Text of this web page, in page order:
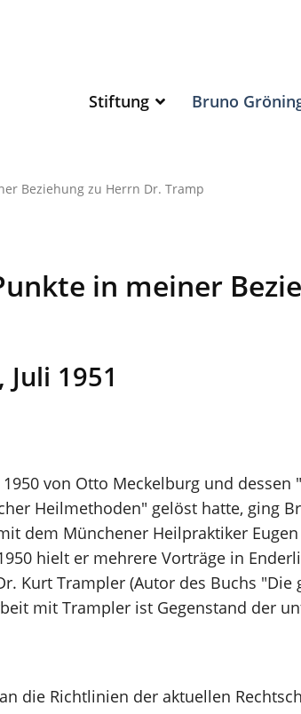
Stiftung Bruno
Beziehung zu Herrn Dr. Tramp
in meiner
1951
von Otto Meckelburg und dessen
Heilmethoden" gelöst hatte, ging
dem Münchener Heilpraktiker
hielt er mehrere Vorträge in
Kurt Trampler (Autor des Buchs
mit Trampler ist Gegenstand der
die Richtlinien der aktuellen